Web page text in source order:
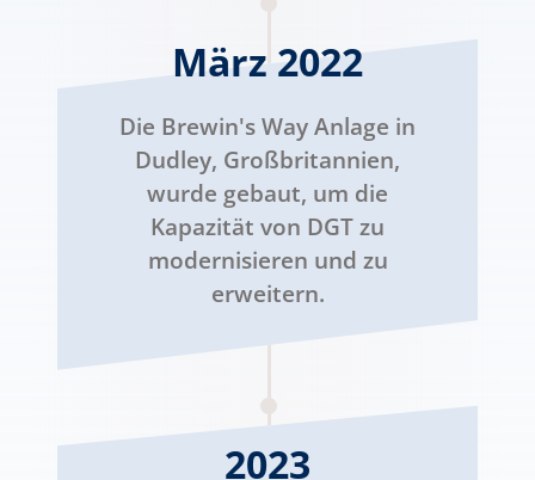
März 2022
Die Brewin's Way Anlage in
Dudley, Großbritannien,
wurde gebaut, um die
Kapazität von DGT zu
modernisieren und zu
erweitern.
2023